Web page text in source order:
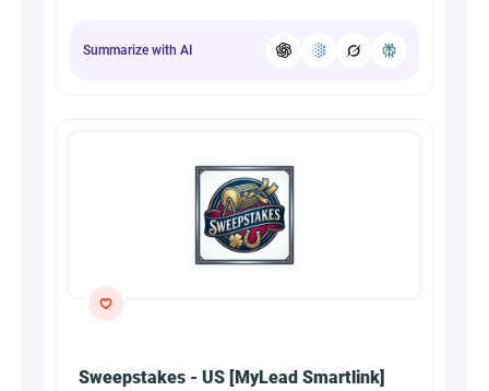
Summarize with AI
Sweepstakes - US [MyLead Smartlink]